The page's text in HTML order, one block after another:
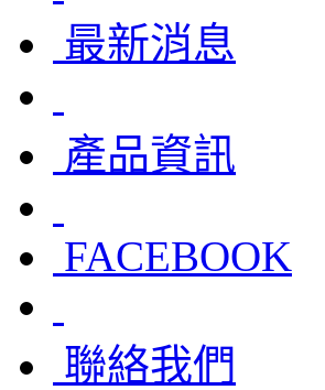
最新消息
產品資訊
FACEBOOK
聯絡我們